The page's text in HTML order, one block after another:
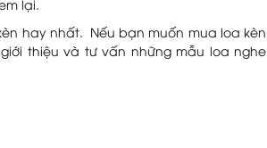
lại.
kèn hay nhất. Nếu bạn muốn mua loa kèn
giới thiệu và tư vấn những mẫu loa nghe